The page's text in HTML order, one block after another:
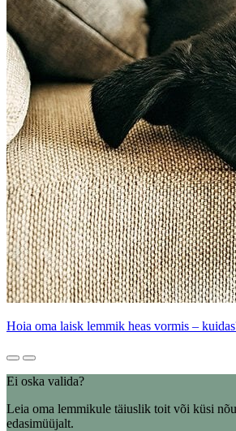
Hoia oma laisk lemmik heas vormis –
Ei oska valida?
Leia oma lemmikule täiuslik toit või küsi
edasimüüjalt.